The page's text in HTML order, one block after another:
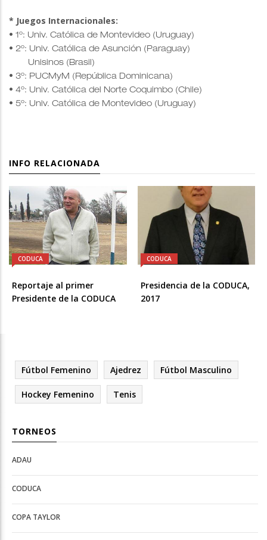
* Juegos Internacionales:
• 1º: Univ. Católica de Montevideo (Uruguay)
• 2º: Univ. Católica de Asunción (Paraguay)
Unisinos (Brasil)
• 3º: PUCMyM (República Dominicana)
• 4º: Univ. Católica del Norte Coquimbo (Chile)
• 5º: Univ. Católica de Montevideo (Uruguay)
INFO RELACIONADA
CODUCA
Reportaje al primer
Presidente de la CODUCA
CODUCA
Presidencia de la CODUCA,
2017
Fútbol Femenino Ajedrez Fútbol Masculino
Hockey Femenino Tenis
TORNEOS
Open
Deportes
configuration
options
Open
configuration
options
ADAU
CODUCA
COPA TAYLOR